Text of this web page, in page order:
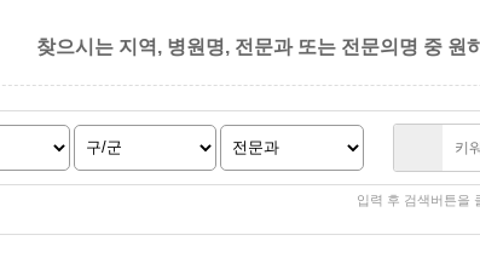
찾으시는 지역, 병원명, 전문과 또는 전문의명 중 원
입력 후 검색버튼을